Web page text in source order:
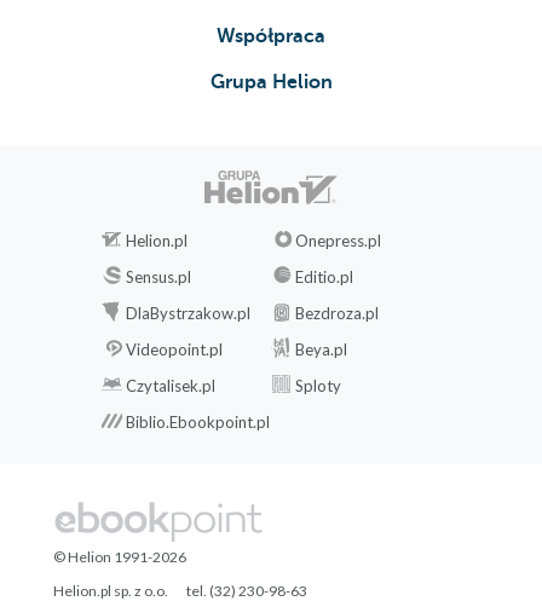
Współpraca
Grupa Helion
Helion.pl
Onepress.pl
Sensus.pl
Editio.pl
DlaBystrzakow.pl
Bezdroza.pl
Videopoint.pl
Beya.pl
Czytalisek.pl
Sploty
Biblio.Ebookpoint.pl
© Helion 1991-2026
Helion.pl sp. z o.o.
tel. (32) 230-98-63